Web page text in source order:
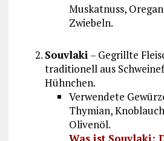
Muskatnuss,
Zwiebeln.
Souvlaki – Gegrillte
traditionell aus
Hühnchen.
Verwendete
Thymian,
Olivenöl.